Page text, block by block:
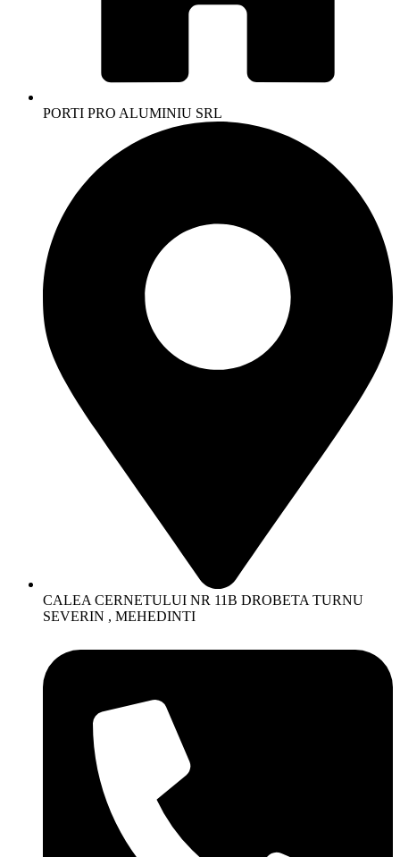
PORTI PRO ALUMINIU SRL
CALEA CERNETULUI NR 11B DROBETA TURNU
SEVERIN , MEHEDINTI